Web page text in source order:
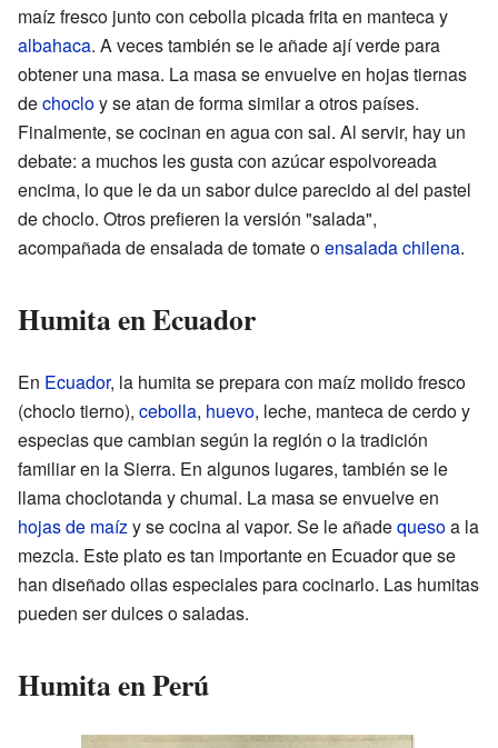
maíz fresco junto con cebolla picada frita en manteca y
albahaca. A veces también se le añade ají verde para
obtener una masa. La masa se envuelve en hojas tiernas
dechocloy se atan de forma similar a otros países.
Finalmente, se cocinan en agua con sal. Al servir, hay un
debate: a muchos les gusta con azúcar espolvoreada
encima, lo que le da un sabor dulce parecido al del pastel
de choclo. Otros prefieren la versión "salada",
acompañada de ensalada de tomate oensalada chilena.
Humita en Ecuador
En Ecuador, la humita se prepara con maíz molido fresco
(choclo tierno), cebolla, huevo, leche, manteca de cerdo y
especias que cambian según la región o la tradición
familiar en la Sierra. En algunos lugares, también se le
llama choclotanda y chumal. La masa se envuelve en
hojas de maízy se cocina al vapor. Se le añadequesoa la
mezcla. Este plato es tan importante en Ecuador que se
han diseñado ollas especiales para cocinarlo. Las humitas
pueden ser dulces o saladas.
Humita en Perú